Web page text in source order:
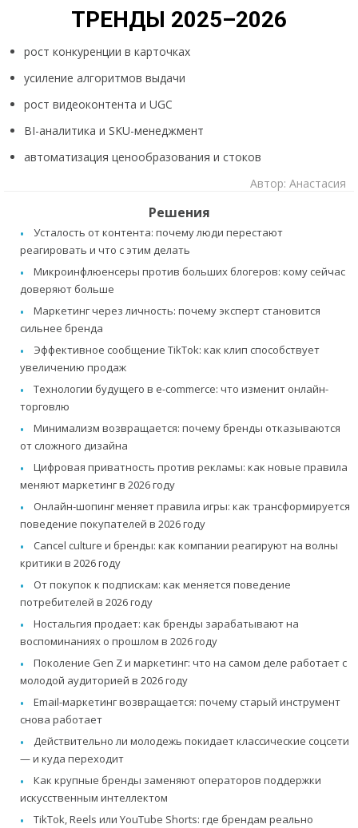
ТРЕНДЫ 2025–2026
рост конкуренции в карточках
усиление алгоритмов выдачи
рост видеоконтента и UGC
BI-аналитика и SKU-менеджмент
автоматизация ценообразования и стоков
Автор: Анастасия
Решения
Усталость от контента: почему люди перестают
реагировать и что с этим делать
Микроинфлюенсеры против больших блогеров: кому сейчас
доверяют больше
Маркетинг через личность: почему эксперт становится
сильнее бренда
Эффективное сообщение TikTok: как клип способствует
увеличению продаж
Технологии будущего в e-commerce: что изменит онлайн-
торговлю
Минимализм возвращается: почему бренды отказываются
от сложного дизайна
Цифровая приватность против рекламы: как новые правила
меняют маркетинг в 2026 году
Онлайн-шопинг меняет правила игры: как трансформируется
поведение покупателей в 2026 году
Cancel culture и бренды: как компании реагируют на волны
критики в 2026 году
От покупок к подпискам: как меняется поведение
потребителей в 2026 году
Ностальгия продает: как бренды зарабатывают на
воспоминаниях о прошлом в 2026 году
Поколение Gen Z и маркетинг: что на самом деле работает с
молодой аудиторией в 2026 году
Email-маркетинг возвращается: почему старый инструмент
снова работает
Действительно ли молодежь покидает классические соцсети
— и куда переходит
Как крупные бренды заменяют операторов поддержки
искусственным интеллектом
TikTok, Reels или YouTube Shorts: где брендам реально